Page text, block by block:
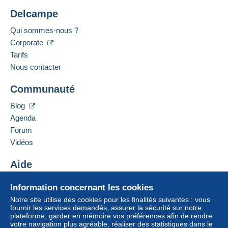
Information concernant les cookies
Notre site utilise des cookies pour les finalités suivantes : vous
fournir les services demandés, assurer la sécurité sur notre
plateforme, garder en mémoire vos préférences afin de rendre
votre navigation plus agréable, réaliser des statistiques dans le
Delcampe
Qui sommes-nous ?
Corporate
Tarifs
Nous contacter
Communauté
Blog
Agenda
Forum
Vidéos
Aide
Acheter sur Delcampe
Vendre sur Delcampe
Un site sécurisé